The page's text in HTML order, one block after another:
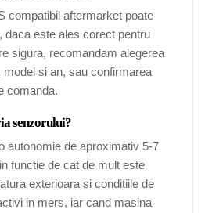
compatibil aftermarket poate
daca este ales corect pentru
sigura, recomandam alegerea
si an, sau confirmarea
comanda.
senzorului?
autonomie de aproximativ 5-7
functie de cat de mult este
exterioara si conditiile de
in mers, iar cand masina